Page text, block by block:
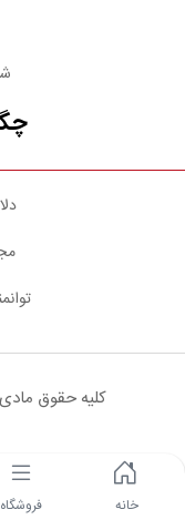
خانه فروشگاه
کلیه حقوق
شبکه های اجتماعی